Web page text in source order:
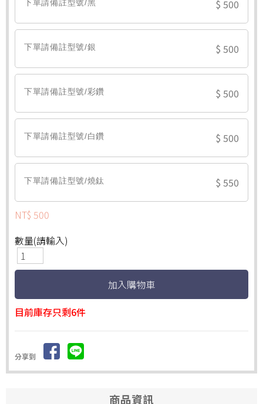
下單請備註型號/黑 $ 500
下單請備註型號/銀 $ 500
下單請備註型號/彩鑽 $ 500
下單請備註型號/白鑽 $ 500
下單請備註型號/燒鈦 $ 550
NT$ 500
數量(請輸入)
目前庫存只剩6件
分享到
商品資訊